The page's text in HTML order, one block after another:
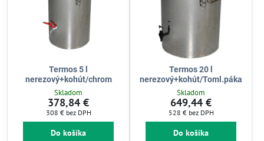
Termos 5 l
nerezový+kohút/chrom
Skladom
378,84 €
308 € bez DPH
Do košíka
Termos 20 l
nerezový+kohút/Toml.páka
Skladom
649,44 €
528 € bez DPH
Do košíka